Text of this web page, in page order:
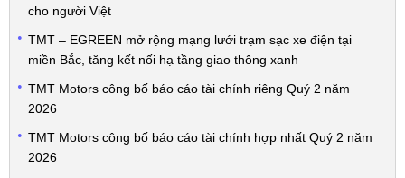
cho người Việt
TMT – EGREEN mở rộng mạng lưới trạm sạc xe điện tại
miền Bắc, tăng kết nối hạ tầng giao thông xanh
TMT Motors công bố báo cáo tài chính riêng Quý 2 năm
2026
TMT Motors công bố báo cáo tài chính hợp nhất Quý 2 năm
2026